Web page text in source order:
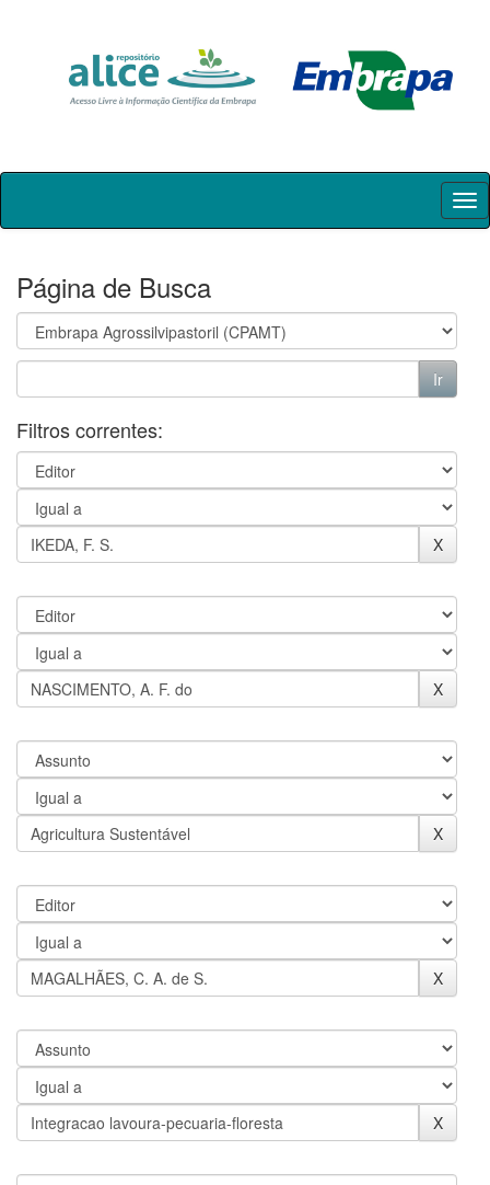
Skip
Página de Busca
Filtros correntes: